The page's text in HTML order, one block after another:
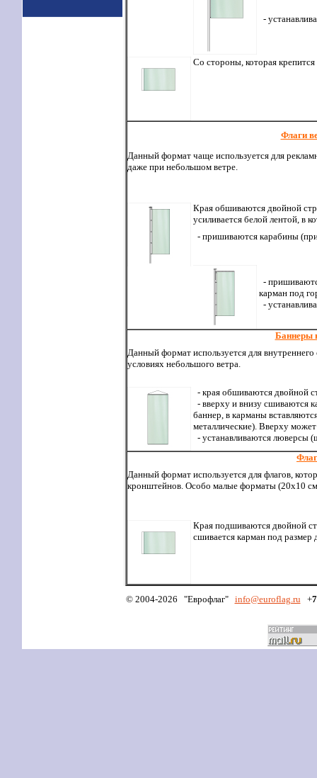
-
Со стороны, которая
Флаги
Данный формат чаще используется для
даже при небольшом ветре.
Края обшиваются двойной
усиливается белой лентой, в
- пришиваются карабины
-
карман под
-
Баннеры
Данный формат используется для
условиях небольшого ветра.
- края обшиваются двойной
- вверху и внизу сшиваются
баннер, в карманы
металлические). Вверху
- устанавливаются люверсы
Ф
Данный формат используется для флагов,
кронштейнов. Особо малые форматы (20х10
Края подшиваются двойной
сшивается карман под размер
© 2004-2026 "Еврофлаг" info@euroflag.ru +